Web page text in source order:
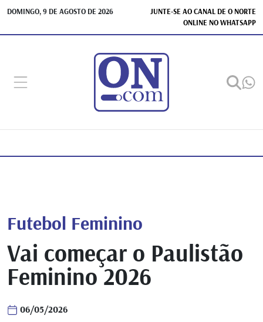
DOMINGO, 9 DE AGOSTO DE 2026
JUNTE-SE AO CANAL DE O NORTE
ONLINE NO WHATSAPP
Futebol Feminino
Vai começar o Paulistão
Feminino 2026
06/05/2026